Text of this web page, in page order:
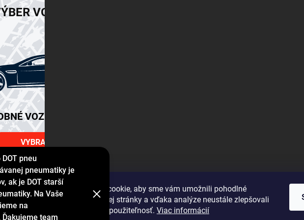
Používame súbory cookie, aby sme vám umožnili pohodlné
prehliadanie webovej stránky a vďaka analýze neustále zlepšovali
jej funkcie, výkon a použiteľnosť. Viac informácií
pneu
pneumatiky je
ak je DOT starší
Na Vaše
na
team
VOZIDLA
VOZIDLÁ SUV
VYBRAŤ